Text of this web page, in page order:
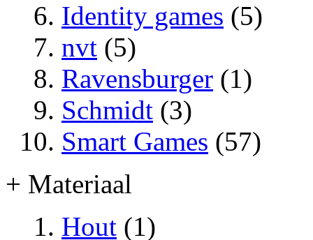
Identity games (5)
nvt (5)
Ravensburger (1)
Schmidt (3)
Smart Games (57)
+ Materiaal
Hout (1)